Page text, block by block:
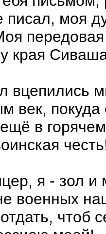
писал, моя
передовая
края
вцепились
век, покуда
в
я - зол и
военных
чтоб